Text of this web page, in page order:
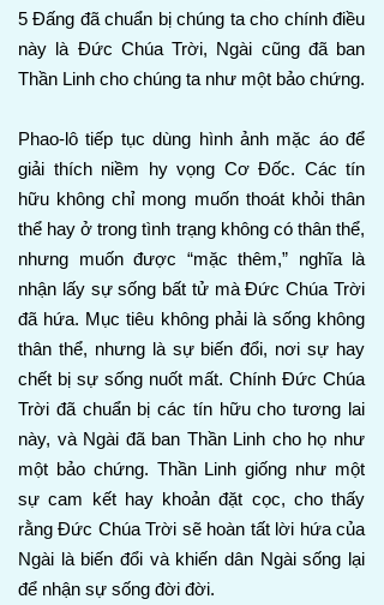
5 Đấng đã chuẩn bị chúng ta cho chính điều
này là Đức Chúa Trời, Ngài cũng đã ban
Thần Linh cho chúng ta như một bảo chứng.
Phao-lô tiếp tục dùng hình ảnh mặc áo để
giải thích niềm hy vọng Cơ Đốc. Các tín
hữu không chỉ mong muốn thoát khỏi thân
thể hay ở trong tình trạng không có thân thể,
nhưng muốn được “mặc thêm,” nghĩa là
nhận lấy sự sống bất tử mà Đức Chúa Trời
đã hứa. Mục tiêu không phải là sống không
thân thể, nhưng là sự biến đổi, nơi sự hay
chết bị sự sống nuốt mất. Chính Đức Chúa
Trời đã chuẩn bị các tín hữu cho tương lai
này, và Ngài đã ban Thần Linh cho họ như
một bảo chứng. Thần Linh giống như một
sự cam kết hay khoản đặt cọc, cho thấy
rằng Đức Chúa Trời sẽ hoàn tất lời hứa của
Ngài là biến đổi và khiến dân Ngài sống lại
để nhận sự sống đời đời.